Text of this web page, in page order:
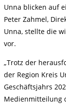
Unna blicken auf
Peter Zahmel,
Unna, stellte die
vor.
„Trotz der
der Region Kreis
Geschäftsjahrs
Medienmitteilung